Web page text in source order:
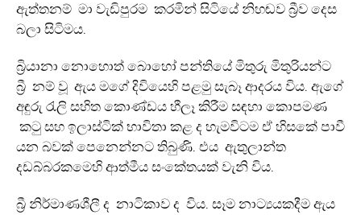
ඇත්තනම් මා වැඩිපුරම කරමින් සිටියේ නිහඬව බ්‍රීව දෙස
බලා සිටිමය.
බ්‍රියානා නොහොත් බොහෝ පන්තියේ මිතුරු මිතුරියන්ට
බ්‍රී නම් වූ ඇය මගේ දිවියෙහි පළමු සැබෑ ආදරය විය. ඇගේ
අඳුරු රැලි සහිත කොණ්ඩය හීලෑ කිරීම සඳහා කොපමණ
කටු සහ ඉලාස්ටික් භාවිතා කළ ද හැමවිටම ඒ හිසකේ පාවී
යන බවක් පෙනෙන්නට තිබුණි. එය ඇතුලාන්ත
දඩබ්බරකමෙහි ආත්මීය සංකේතයක් වැනි විය.
බ්‍රී නිර්මාණශීලී ද නාටිකාව ද විය. සෑම නාට්‍යයකදීම ඇය